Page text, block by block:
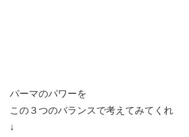
パーマのパワーを
この３つのバランスで考えてみてくれ
↓